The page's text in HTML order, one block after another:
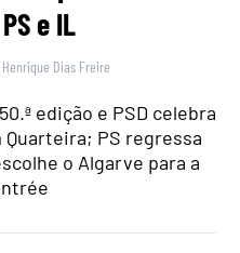
e IL
Henrique Dias Freire
edição e PSD celebra
Quarteira; PS regressa
o Algarve para a